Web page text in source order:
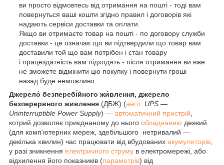
ви просто відмовтесь від отримання на пошті - тоді вам
повернуться ваші кошти згідно правил і договорів які
надають сервіси доставки та оплати.
Якщо ви отримаєте товар на пошті - по договору служби
доставки - це означає що ви підтвердили що товар вам
доставили той що вам потрібен і стан товару
і працездатність вам підходять - після отримання ви вже
не зможете відмінити цю покупку і повернути гроші
назад буде неможливо.
Джерело́ безперебі́йного жи́влення, джерело
безперервного живлення (ДБЖ) (англ. UPS —
Uninterruptible Power Supply) — автоматичний пристрій
котрий дозволяє приєднаному до нього обладнанню деякий
(для комп'ютерних мереж, здебільшого нетривалий —
декілька хвилин) час працювати від вбудованих акумуляторів
у разі зникнення електричного струму в електромережі, або
відхилення його показників (параметрів) від